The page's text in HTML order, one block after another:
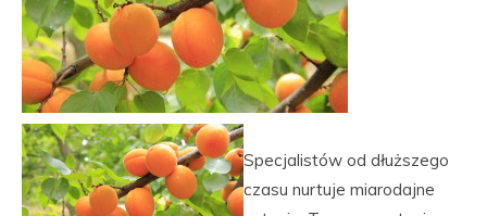
Specjalistów od dłuższego
czasu nurtuje miarodajne